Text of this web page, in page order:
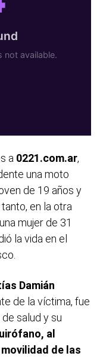
a 0221.com.ar,
una moto
de 19 años y
en la otra
mujer de 31
la vida en el
Damián
de la víctima, fue
salud y su
al
de las